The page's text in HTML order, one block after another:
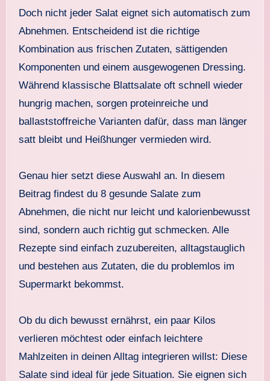
Doch nicht jeder Salat eignet sich automatisch zum
Abnehmen. Entscheidend ist die richtige
Kombination aus frischen Zutaten, sättigenden
Komponenten und einem ausgewogenen Dressing.
Während klassische Blattsalate oft schnell wieder
hungrig machen, sorgen proteinreiche und
ballaststoffreiche Varianten dafür, dass man länger
satt bleibt und Heißhunger vermieden wird.
Genau hier setzt diese Auswahl an. In diesem
Beitrag findest du 8 gesunde Salate zum
Abnehmen, die nicht nur leicht und kalorienbewusst
sind, sondern auch richtig gut schmecken. Alle
Rezepte sind einfach zuzubereiten, alltagstauglich
und bestehen aus Zutaten, die du problemlos im
Supermarkt bekommst.
Ob du dich bewusst ernährst, ein paar Kilos
verlieren möchtest oder einfach leichtere
Mahlzeiten in deinen Alltag integrieren willst: Diese
Salate sind ideal für jede Situation. Sie eignen sich